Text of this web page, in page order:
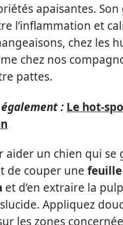
apaisantes. Son
l’inflammation et
chez les
chez nos
pattes.
: Le hot-
aider un chien qui se
de couper une feuille
et d’en extraire la
Appliquez
les zones